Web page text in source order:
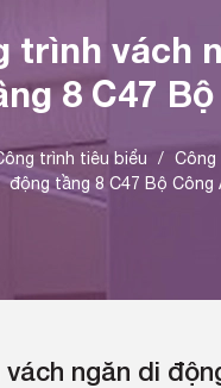
trình vách
8 C47
trình tiêu biểu / Công
động tầng 8 C47 Bộ Công
vách ngăn di